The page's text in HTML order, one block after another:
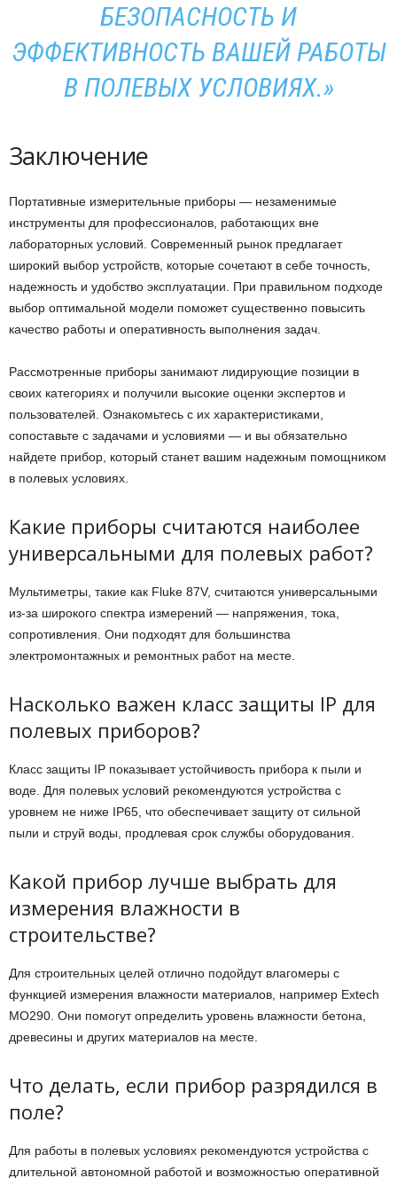
БЕЗОПАСНОСТЬ И
ЭФФЕКТИВНОСТЬ ВАШЕЙ РАБОТЫ
В ПОЛЕВЫХ УСЛОВИЯХ.»
Заключение
Портативные измерительные приборы — незаменимые
инструменты для профессионалов, работающих вне
лабораторных условий. Современный рынок предлагает
широкий выбор устройств, которые сочетают в себе точность,
надежность и удобство эксплуатации. При правильном подходе
выбор оптимальной модели поможет существенно повысить
качество работы и оперативность выполнения задач.
Рассмотренные приборы занимают лидирующие позиции в
своих категориях и получили высокие оценки экспертов и
пользователей. Ознакомьтесь с их характеристиками,
сопоставьте с задачами и условиями — и вы обязательно
найдете прибор, который станет вашим надежным помощником
в полевых условиях.
Какие приборы считаются наиболее
универсальными для полевых работ?
Мультиметры, такие как Fluke 87V, считаются универсальными
из-за широкого спектра измерений — напряжения, тока,
сопротивления. Они подходят для большинства
электромонтажных и ремонтных работ на месте.
Насколько важен класс защиты IP для
полевых приборов?
Класс защиты IP показывает устойчивость прибора к пыли и
воде. Для полевых условий рекомендуются устройства с
уровнем не ниже IP65, что обеспечивает защиту от сильной
пыли и струй воды, продлевая срок службы оборудования.
Какой прибор лучше выбрать для
измерения влажности в
строительстве?
Для строительных целей отлично подойдут влагомеры с
функцией измерения влажности материалов, например Extech
MO290. Они помогут определить уровень влажности бетона,
древесины и других материалов на месте.
Что делать, если прибор разрядился в
поле?
Для работы в полевых условиях рекомендуются устройства с
длительной автономной работой и возможностью оперативной